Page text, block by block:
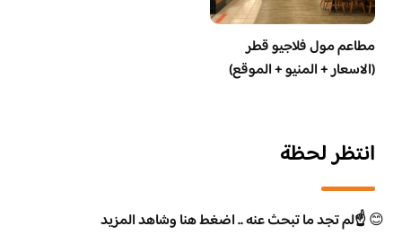
مطاعم مول فلاجيو قطر
(الاسعار + المنيو + الموقع)
انتظر لحظة
😊☝️لم تجد ما تبحث عنه .. اضغط هنا وشاهد المزيد